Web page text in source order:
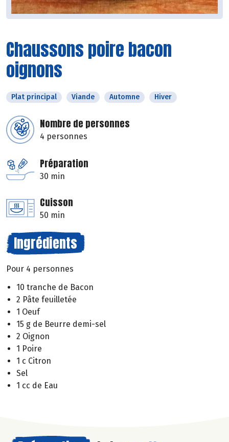
Chaussons poire bacon
oignons
Plat principal Viande Automne Hiver
Nombre de personnes
4 personnes
Préparation
30 min
Cuisson
50 min
Ingrédients
Pour 4 personnes
10 tranche de Bacon
2 Pâte feuilletée
1 Oeuf
15 g de Beurre demi-sel
2 Oignon
1 Poire
1 c Citron
Sel
1 cc de Eau